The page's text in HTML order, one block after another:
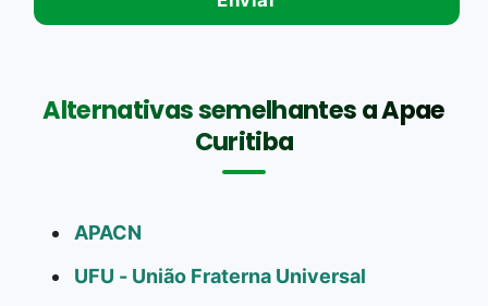
Alternativas semelhantes a Apae
Curitiba
APACN
UFU - União Fraterna Universal